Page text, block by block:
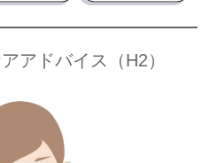
アドバイス（H2）